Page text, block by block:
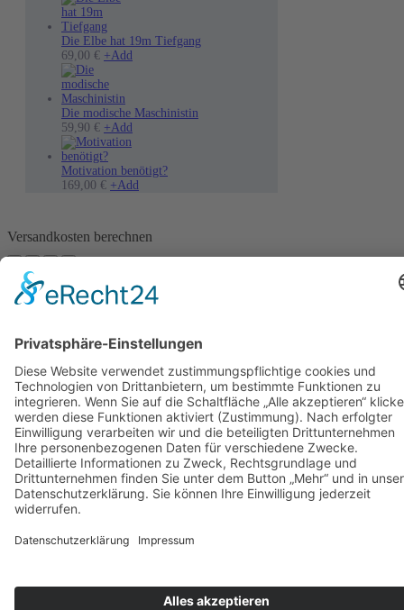
derVarianten
auf
werden
Die Elbe hat 19m Tiefgang
69,00 € +Add
Die modische Maschinistin
59,90 € +Add
mehrere
Varianten
können
auf
Produktseite
gewählt
Motivation benötigt?
169,00 € +Add
Versandkosten berechnen